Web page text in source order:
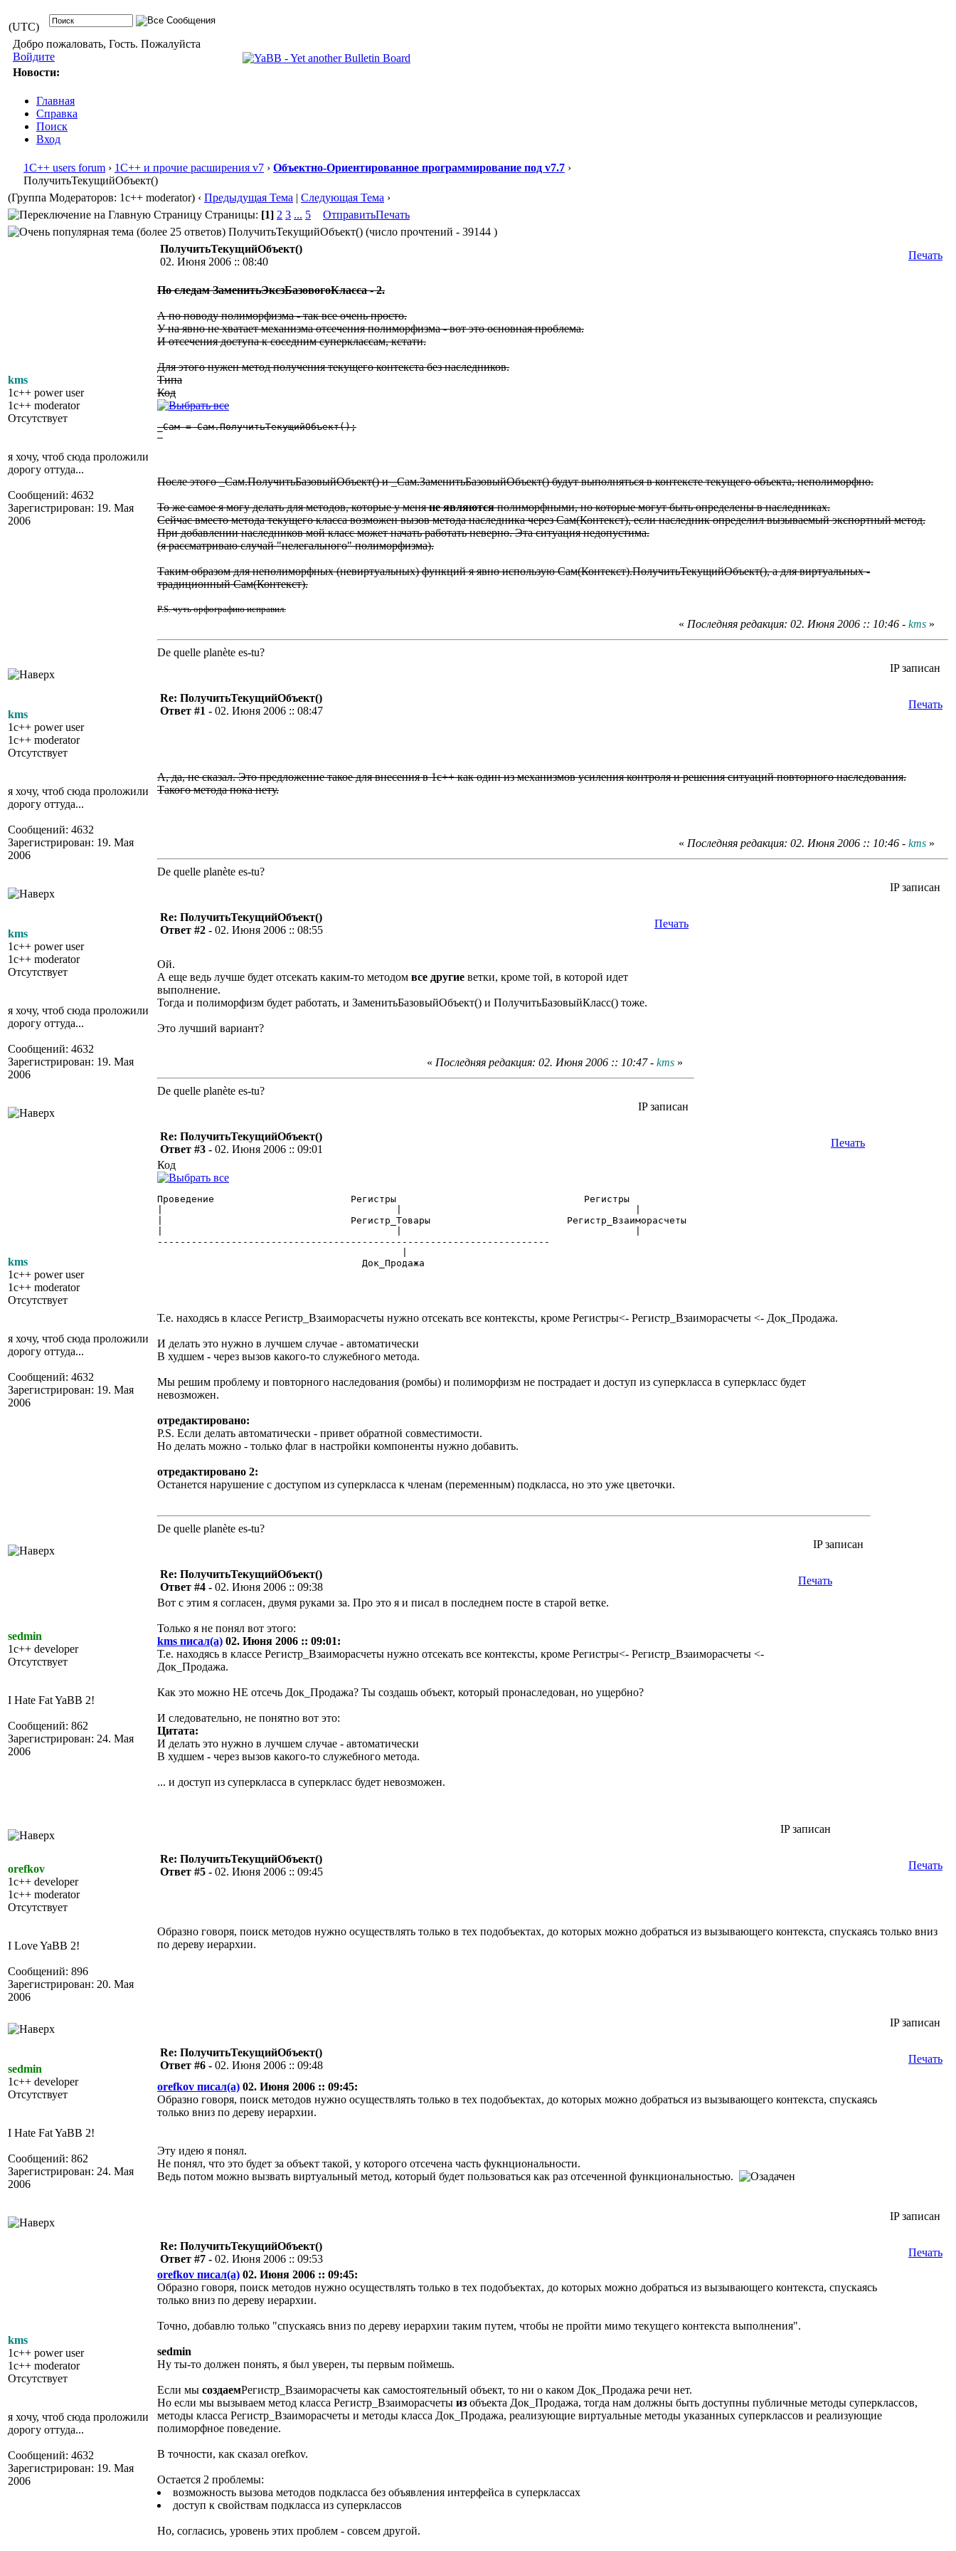
(UTC)
Добро пожаловать, Гость. Пожалуйста
Войдите
Новости:
Главная
Справка
Поиск
Вход
1С++ users forum › 1С++ и прочие расширения v7 › Объектно-Ориентированное программирование под v7.7 ›
ПолучитьТекущийОбъект()
(Группа Модераторов: 1c++ moderator) ‹ Предыдущая Тема | Следующая Тема ›
Страницы: [1] 2 3 ... 5 ОтправитьПечать
ПолучитьТекущийОбъект() (число прочтений - 39144 )
kms
1c++ power user
1c++ moderator
Отсутствует
я хочу, чтоб сюда проложили
дорогу оттуда...
Сообщений: 4632
Зарегистрирован: 19. Мая
2006
ПолучитьТекущийОбъект()
02. Июня 2006 :: 08:40
Печать
По следам ЗаменитьЭксзБазовогоКласса - 2.
А по поводу полиморфизма - так все очень просто.
У на явно не хватает механизма отсечения полиморфизма - вот это основная проблема.
И отсечения доступа к соседним суперклассам, кстати.
Для этого нужен метод получения текущего контекста без наследников.
Типа
Код
_Сам = Сам.ПолучитьТекущийОбъект();
После этого _Сам.ПолучитьБазовыйОбъект() и _Сам.ЗаменитьБазовыйОбъект() будут выполняться в контексте текущего объекта, неполиморфно.
То же самое я могу делать для методов, которые у меняне являютсяполиморфными, но которые могут быть определены в наследниках.
Сейчас вместо метода текущего класса возможен вызов метода наследника через Сам(Контекст), если наследник определил вызываемый экспортный метод.
При добавлении наследников мой класс может начать работать неверно. Эта ситуация недопустима.
(я рассматриваю случай "нелегального" полиморфизма).
Таким образом для неполиморфных (невиртуальных) функций я явно использую Сам(Контекст).ПолучитьТекущийОбъект(), а для виртуальных -
традиционный Сам(Контекст).
P.S. чуть орфографию исправил.
« Последняя редакция: 02. Июня 2006 :: 10:46 - kms»
De quelle planète es-tu?
IP записан
kms
1c++ power user
1c++ moderator
Отсутствует
я хочу, чтоб сюда проложили
дорогу оттуда...
Сообщений: 4632
Зарегистрирован: 19. Мая
2006
Re: ПолучитьТекущийОбъект()
Ответ #1 - 02. Июня 2006 :: 08:47
Печать
А, да, не сказал. Это предложение такое для внесения в 1с++ как один из механизмов усиления контроля и решения ситуаций повторного наследования.
Такого метода пока нету.
« Последняя редакция: 02. Июня 2006 :: 10:46 - kms»
De quelle planète es-tu?
IP записан
kms
1c++ power user
1c++ moderator
Отсутствует
я хочу, чтоб сюда проложили
дорогу оттуда...
Сообщений: 4632
Зарегистрирован: 19. Мая
2006
Re: ПолучитьТекущийОбъект()
Ответ #2 - 02. Июня 2006 :: 08:55
Печать
Ой.
А еще ведь лучше будет отсекать каким-то методом все другие ветки, кроме той, в которой идет
выполнение.
Тогда и полиморфизм будет работать, и ЗаменитьБазовыйОбъект() и ПолучитьБазовыйКласс() тоже.
Это лучший вариант?
« Последняя редакция: 02. Июня 2006 :: 10:47 -kms »
De quelle planète es-tu?
IP записан
kms
1c++ power user
1c++ moderator
Отсутствует
я хочу, чтоб сюда проложили
дорогу оттуда...
Сообщений: 4632
Зарегистрирован: 19. Мая
2006
Re: ПолучитьТекущийОбъект()
Ответ #3 - 02. Июня 2006 :: 09:01
Печать
Код
Проведение			  Регистры				   Регистры
---------------------------------------------------------------------
Т.е. находясь в классе Регистр_Взаиморасчеты нужно отсекать все контексты, кроме Регистры<- Регистр_Взаиморасчеты <- Док_Продажа.
И делать это нужно в лучшем случае - автоматически
В худшем - через вызов какого-то служебного метода.
Мы решим проблему и повторного наследования (ромбы) и полиморфизм не пострадает и доступ из суперкласса в суперкласс будет
невозможен.
отредактировано:
P.S. Если делать автоматически - привет обратной совместимости.
Но делать можно - только флаг в настройки компоненты нужно добавить.
отредактировано 2:
Останется нарушение с доступом из суперкласса к членам (переменным) подкласса, но это уже цветочки.
De quelle planète es-tu?
IP записан
sedmin
1c++ developer
Отсутствует
I Hate Fat YaBB 2!
Сообщений: 862
Зарегистрирован: 24. Мая
2006
Re: ПолучитьТекущийОбъект()
Ответ #4 - 02. Июня 2006 :: 09:38
Печать
Вот с этим я согласен, двумя руками за. Про это я и писал в последнем посте в старой ветке.
Только я не понял вот этого:
kms писал(а) 02. Июня 2006 :: 09:01:
Т.е. находясь в классе Регистр_Взаиморасчеты нужно отсекать все контексты, кроме Регистры<- Регистр_Взаиморасчеты <-
Док_Продажа.
Как это можно НЕ отсечь Док_Продажа? Ты создашь объект, который пронаследован, но ущербно?
И следовательно, не понятно вот это:
Цитата:
И делать это нужно в лучшем случае - автоматически
В худшем - через вызов какого-то служебного метода.
... и доступ из суперкласса в суперкласс будет невозможен.
IP записан
orefkov
1c++ developer
1c++ moderator
Отсутствует
I Love YaBB 2!
Сообщений: 896
Зарегистрирован: 20. Мая
2006
Re: ПолучитьТекущийОбъект()
Ответ #5 - 02. Июня 2006 :: 09:45
Печать
Образно говоря, поиск методов нужно осуществлять только в тех подобъектах, до которых можно добраться из вызывающего контекста, спускаясь только вниз
по дереву иерархии.
IP записан
sedmin
1c++ developer
Отсутствует
I Hate Fat YaBB 2!
Сообщений: 862
Зарегистрирован: 24. Мая
2006
Re: ПолучитьТекущийОбъект()
Ответ #6 - 02. Июня 2006 :: 09:48
Печать
orefkov писал(а) 02. Июня 2006 :: 09:45:
Образно говоря, поиск методов нужно осуществлять только в тех подобъектах, до которых можно добраться из вызывающего контекста, спускаясь
только вниз по дереву иерархии.
Эту идею я понял.
Не понял, что это будет за объект такой, у которого отсечена часть фукнциональности.
Ведь потом можно вызвать виртуальный метод, который будет пользоваться как раз отсеченной функциональностью.
IP записан
kms
1c++ power user
1c++ moderator
Отсутствует
я хочу, чтоб сюда проложили
дорогу оттуда...
Сообщений: 4632
Зарегистрирован: 19. Мая
2006
Re: ПолучитьТекущийОбъект()
Ответ #7 - 02. Июня 2006 :: 09:53
Печать
orefkov писал(а) 02. Июня 2006 :: 09:45:
Образно говоря, поиск методов нужно осуществлять только в тех подобъектах, до которых можно добраться из вызывающего контекста, спускаясь
только вниз по дереву иерархии.
Точно, добавлю только "спускаясь вниз по дереву иерархии таким путем, чтобы не пройти мимо текущего контекста выполнения".
sedmin
Ну ты-то должен понять, я был уверен, ты первым поймешь.
Если мы создаемРегистр_Взаиморасчеты как самостоятельный объект, то ни о каком Док_Продажа речи нет.
Но если мы вызываем метод класса Регистр_Взаиморасчеты из объекта Док_Продажа, тогда нам должны быть доступны публичные методы суперклассов,
методы класса Регистр_Взаиморасчеты и методы класса Док_Продажа, реализующие виртуальные методы указанных суперклассов и реализующие
полиморфное поведение.
В точности, как сказал orefkov.
Остается 2 проблемы:
возможность вызова методов подкласса без объявления интерфейса в суперклассах
доступ к свойствам подкласса из суперклассов
Но, согласись, уровень этих проблем - совсем другой.